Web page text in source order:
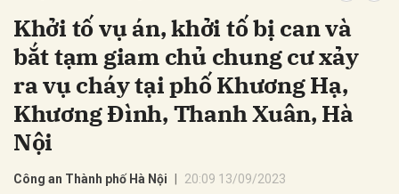
Khởi tố vụ án, khởi tố bị can và
bắt tạm giam chủ chung cư xảy
ra vụ cháy tại phố Khương Hạ,
Khương Đình, Thanh Xuân, Hà
Nội
Công an Thành phố Hà Nội 20:09 13/09/2023